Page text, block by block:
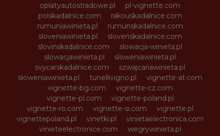
oplatyautostradowe.pl
pl-vignette.com
polskadalnice.com
rakouskadalnice.com
rumuniawinieta.pl
rumunskadalnice.com
sloveniawinieta.pl
slovenskadalnice.com
slovinskadalnice.com
slowacja-winieta.pl
slowacjawinieta.pl
sloweniawinieta.pl
svycarskadalnice.com
szwajcariawinieta.pl
słoweniawinieta.pl
tunellivigno.pl
vignette-at.com
vignette-bg.com
vignette-cz.com
vignette-pl.com
vignette-poland.pl
vignette-ro.com
vignette-si.com
vignette.pl
vignettepoland.pl
vinetki.pl
vinietaelectronica.com
vinieteelectronice.com
wegrywinieta.pl